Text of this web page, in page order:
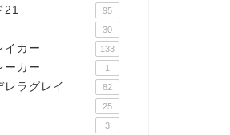
21 95
30
イカー 133
ーカー 1
レラグレイ 82
25
3